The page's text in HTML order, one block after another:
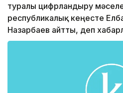
туралы цифрландыру
республикалық кеңесте
Назарбаев айтты, деп